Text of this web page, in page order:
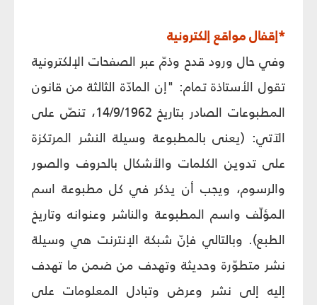
*إقفال مواقع إلكترونية
وفي حال ورود قدح وذمّ عبر الصفحات الإلكترونية
تقول الأستاذة تمام: "إن المادّة الثالثة من قانون
المطبوعات الصادر بتاريخ 14/9/1962، تنصّ على
الآتي: (يعنى بالمطبوعة وسيلة النشر المرتكزة
على تدوين الكلمات والأشكال بالحروف والصور
والرسوم، ويجب أن يذكر في كل مطبوعة اسم
المؤلّف واسم المطبوعة والناشر وعنوانه وتاريخ
الطبع). وبالتالي فإنّ شبكة الإنترنت هي وسيلة
نشر متطوّرة وحديثة وتهدف من ضمن ما تهدف
إليه إلى نشر وعرض وتبادل المعلومات على